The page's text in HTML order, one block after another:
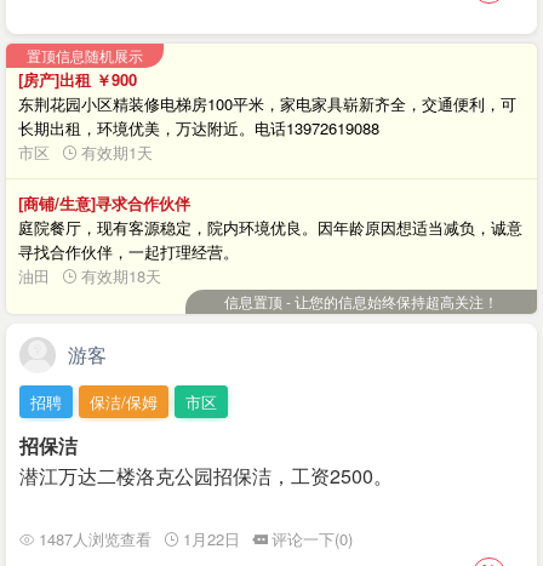
置顶信息随机展示
[房产]出租 ￥900
东荆花园小区精装修电梯房100平米，家电家具崭新齐全，交通便利，可
长期出租，环境优美，万达附近。电话13972619088
市区
有效期1天
[商铺/生意]寻求合作伙伴
庭院餐厅，现有客源稳定，院内环境优良。因年龄原因想适当减负，诚意
寻找合作伙伴，一起打理经营。
油田
有效期18天
信息置顶 - 让您的信息始终保持超高关注！
游客
招聘 保洁/保姆 市区
招保洁
潜江万达二楼洛克公园招保洁，工资2500。
1487人浏览查看 1月22日
评论一下(0)